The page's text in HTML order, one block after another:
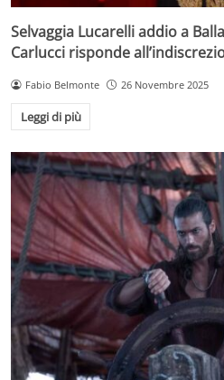
Selvaggia Lucarelli addio a
Carlucci risponde
Fabio Belmonte 26 Novembre 2025
Leggi di più